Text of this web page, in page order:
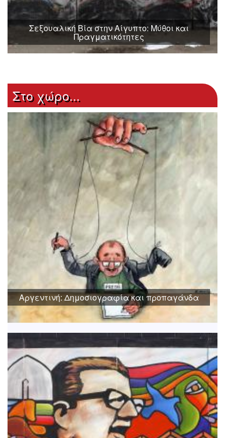
Σεξουαλική Βία στην Αίγυπτο: Μύθοι και
Πραγματικότητες
Στο χώρο...
Αργεντινή: Δημοσιογραφία και προπαγάνδα